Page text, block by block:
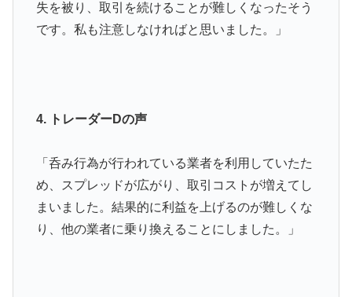
失を被り、取引を続けることが難しくなったそう
です。私も注意しなければと思いました。」
4. トレーダーDの声
「呑み行為が行われている業者を利用していたた
め、スプレッドが広がり、取引コストが増えてし
まいました。結果的に利益を上げるのが難しくな
り、他の業者に乗り換えることにしました。」